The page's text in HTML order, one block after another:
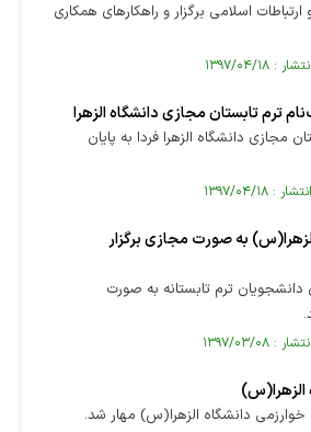
اسلامی برگزار و راهکارهای همکاری
ترم تابستان مجازی دانشگاه الزهرا
مجازی دانشگاه الزهرا فردا به پایان
به صورت مجازی برگزار
دانشجویان ترم تابستانه به صورت
دانشگاه الزهرا(س) مهار شد.